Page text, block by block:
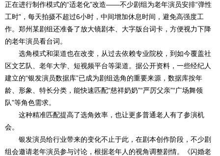
正在进行制作模式的“适老化”改造——不少剧组为老年演员安排“弹性
工时”，每天拍摄不超过6小时，中间增加休息时间，避免高强度工
作。郑州某剧组还准备了放大镜剧本、大字版台词卡，方便视力下降
的老年演员看台词。
选角模式和渠道也在改变，从过去依赖专业院校，到如今覆盖社
区文艺队、老年大学、短视频平台等渠道。据公开资料，一些经纪人
建立的“银发演员数据库”已成为剧组选角的重要来源，数据库按年
龄、形象、特长分类，能快速匹配“慈祥奶奶”“严厉父亲”“广场舞领
队”等角色需求。
这种精准匹配提高了选角效率，也让更多普通老人有了参演机
会。
银发演员给行业带来的变化不止于此，在剧本创作阶段，不少剧
组会邀请老年演员参与讨论，根据老年人的视角调整剧情。《闪婚老